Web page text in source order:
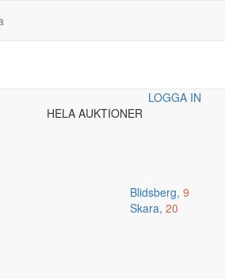
LOGGA IN
HELA AUKTIONER
Blidsberg, 9
Skara, 20